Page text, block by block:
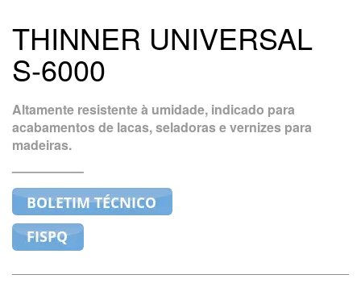
THINNER UNIVERSAL
S-6000
Altamente resistente à umidade, indicado para
acabamentos de lacas, seladoras e vernizes para
madeiras.
—————–